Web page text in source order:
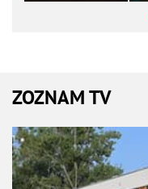
ZOZNAM TV